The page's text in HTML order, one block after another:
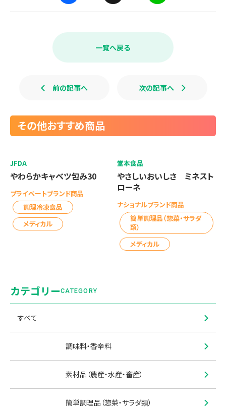
a
e
k
i
e
一覧へ戻る
前の記事へ 次の記事へ
その他おすすめ商品
JFDA
やわらかキャベツ包み30
プライベートブランド商品
調理冷凍食品
メディカル
堂本食品
やさしいおいしさ ミネスト
ローネ
ナショナルブランド商品
簡単調理品（惣菜・サラダ
類）
メディカル
カテゴリーCATEGORY
すべて
調味料・香辛料
素材品（農産・水産・畜産）
簡単調理品（惣菜・サラダ類）